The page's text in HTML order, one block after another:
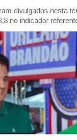
divulgados nesta
no indicador